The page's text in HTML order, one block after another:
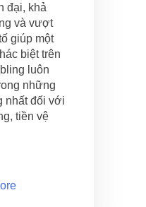
đại, khả
và vượt
giúp một
biệt trên
luôn
những
nhất đối với
tiền vệ